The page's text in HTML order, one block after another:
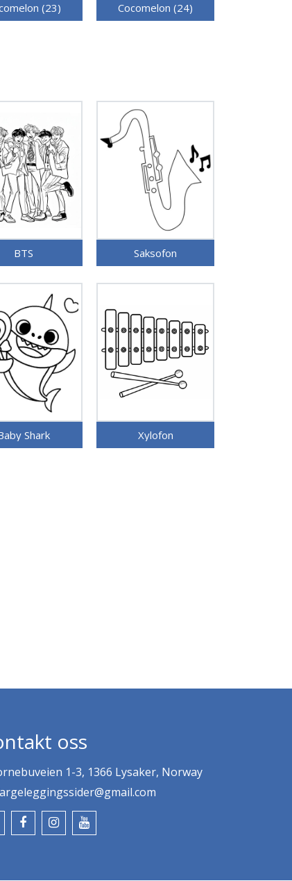
(23) Cocomelon (24)
BTS Saksofon
Shark Xylofon
oss
1-3, 1366 Lysaker, Norway